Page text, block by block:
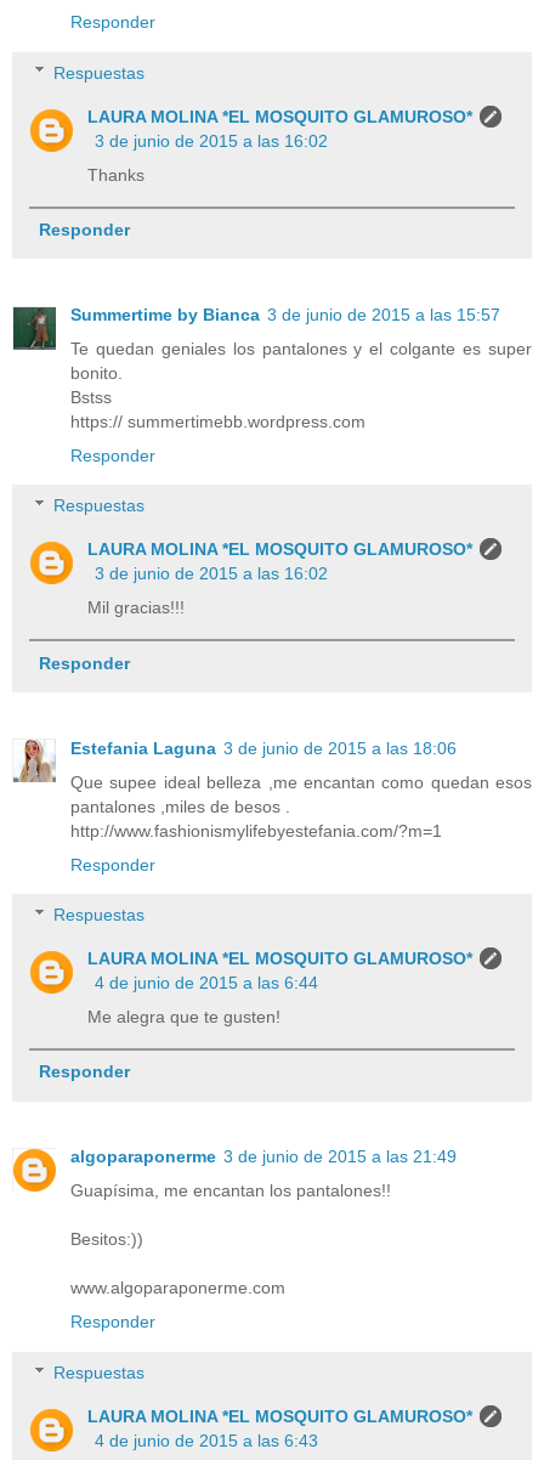
Responder
Respuestas
LAURA MOLINA *EL MOSQUITO GLAMUROSO*
3 de junio de 2015 a las 16:02
Thanks
Responder
Summertime by Bianca 3 de junio de 2015 a las 15:57
Te quedan geniales los pantalones y el colgante es super
bonito.
Bstss
https:// summertimebb.wordpress.com
Responder
Respuestas
LAURA MOLINA *EL MOSQUITO GLAMUROSO*
3 de junio de 2015 a las 16:02
Mil gracias!!!
Responder
Estefania Laguna 3 de junio de 2015 a las 18:06
Que supee ideal belleza ,me encantan como quedan esos
pantalones ,miles de besos .
http://www.fashionismylifebyestefania.com/?m=1
Responder
Respuestas
LAURA MOLINA *EL MOSQUITO GLAMUROSO*
4 de junio de 2015 a las 6:44
Me alegra que te gusten!
Responder
algoparaponerme 3 de junio de 2015 a las 21:49
Guapísima, me encantan los pantalones!!
Besitos:))
www.algoparaponerme.com
Responder
Respuestas
LAURA MOLINA *EL MOSQUITO GLAMUROSO*
4 de junio de 2015 a las 6:43